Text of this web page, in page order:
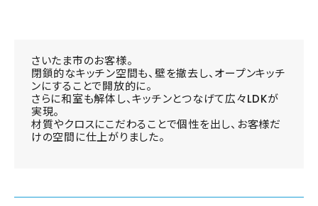
さいたま市のお客様。
閉鎖的なキッチン空間も、壁を撤去し、オープンキッチ
ンにすることで開放的に。
さらに和室も解体し、キッチンとつなげて広々LDKが
実現。
材質やクロスにこだわることで個性を出し、お客様だ
けの空間に仕上がりました。